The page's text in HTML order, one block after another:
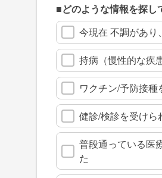
■どのような情報を探し
今現在 不調があり
持病（慢性的な疾
ワクチン/予防接
健診/検診を受けら
普段通っている医
た